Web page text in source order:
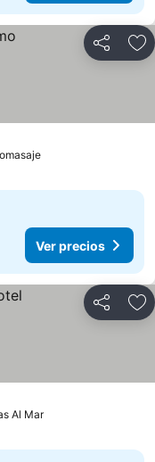
Compartir
Ver precios
Ver precios
Compartir
Al MarVer precios